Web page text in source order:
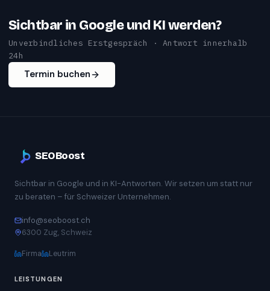
Sichtbar in Google und KI werden?
Unverbindliches Erstgespräch · Antwort innerhalb
24h
Termin buchen
SEOBoost
Sichtbar in Google und in KI-Antworten. Wir setzen um statt nur
zu beraten – für Schweizer Unternehmen.
info@seoboost.ch
6300 Zug, Schweiz
Firma Leutrim
LEISTUNGEN